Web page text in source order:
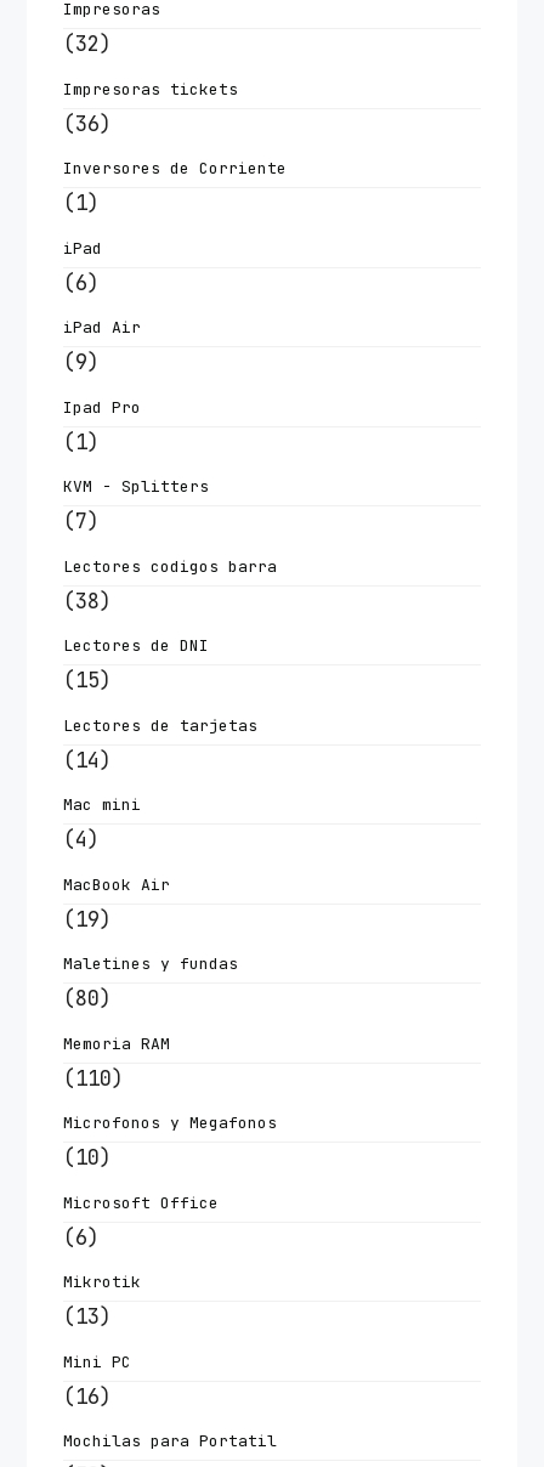
Impresoras
(32)
Impresoras tickets
(36)
Inversores de Corriente
(1)
iPad
(6)
iPad Air
(9)
Ipad Pro
(1)
KVM - Splitters
(7)
Lectores codigos barra
(38)
Lectores de DNI
(15)
Lectores de tarjetas
(14)
Mac mini
(4)
MacBook Air
(19)
Maletines y fundas
(80)
Memoria RAM
(110)
Microfonos y Megafonos
(10)
Microsoft Office
(6)
Mikrotik
(13)
Mini PC
(16)
Mochilas para Portatil